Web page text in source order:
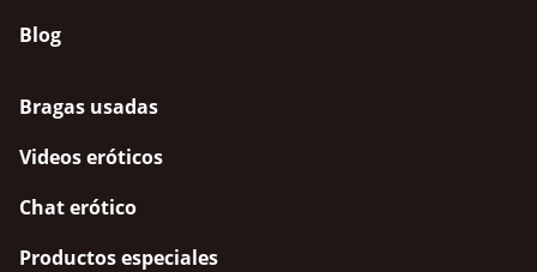
Blog
Bragas usadas
Videos eróticos
Chat erótico
Productos especiales